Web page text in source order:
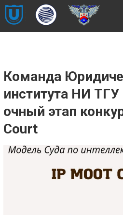
Skip
to
content
НОЦ
«ИНТЕЛЛЕКТУАЛЬНАЯ
НОЦ «ИНТЕЛЛЕКТУАЛЬНАЯ
ПРАВА»
Команда
института НИ
очный этап
Court